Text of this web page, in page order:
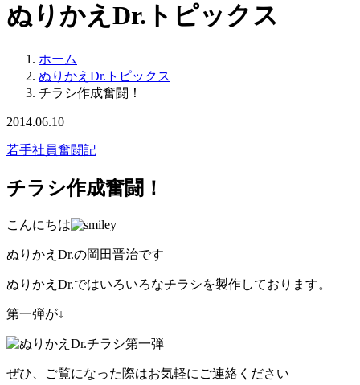
ぬりかえDr.トピックス
ホーム
ぬりかえDr.トピックス
チラシ作成奮闘！
2014.06.10
若手社員奮闘記
チラシ作成奮闘！
こんにちは
ぬりかえDr.の岡田晋治です
ぬりかえDr.ではいろいろなチラシを製作しております。
第一弾が↓
ぜひ、ご覧になった際はお気軽にご連絡ください